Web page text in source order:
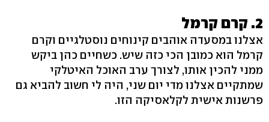
2. קרם קרמל
אצלנו במסעדה אוהבים קינוחים נוסטלגיים וקרם
קרמל הוא כמובן הכי כזה שיש. כשחיים כהן ביקש
ממני להכין אותו, לצורך ערב האוכל האיטלקי
שמתקיים אצלנו מדי יום שני, היה לי חשוב להביא גם
פרשנות אישית לקלאסיקה הזו.